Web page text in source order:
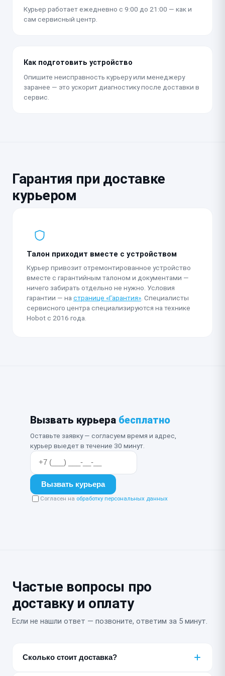
Курьер работает ежедневно с 9:00 до 21:00 — как и
сам сервисный центр.
Как подготовить устройство
Опишите неисправность курьеру или менеджеру
заранее — это ускорит диагностику после доставки в
сервис.
Гарантия при доставке
курьером
Талон приходит вместе с устройством
Курьер привозит отремонтированное устройство
вместе с гарантийным талоном и документами —
ничего забирать отдельно не нужно. Условия
гарантии — на странице «Гарантия» . Специалисты
сервисного центра специализируются на технике
Hobot с 2016 года.
Вызвать курьера бесплатно
Оставьте заявку — согласуем время и адрес,
курьер выедет в течение 30 минут.
Вызвать курьера
Согласен на обработку персональных данных
Частые вопросы про
доставку и оплату
Если не нашли ответ — позвоните, ответим за 5 минут.
Сколько стоит доставка?